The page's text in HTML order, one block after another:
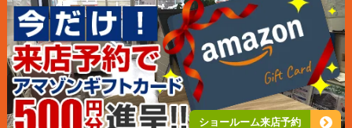
ショールーム来店予約